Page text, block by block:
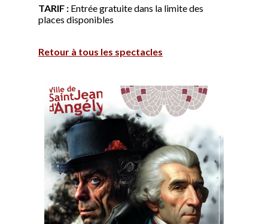
TARIF : Entrée gratuite dans la limite des
places disponibles
Retour à tous les spectacles